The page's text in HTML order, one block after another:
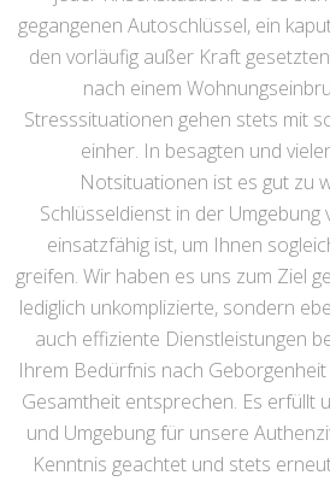
gegangenen Autoschlüssel, ein
den vorläufig außer Kraft
nach einem
Stresssituationen gehen stets mit
einher. In besagten und
Notsituationen ist es gut zu
Schlüsseldienst in der Umgebung
einsatzfähig ist, um Ihnen
greifen. Wir haben es uns zum Ziel
lediglich unkomplizierte, sondern
auch effiziente Dienstleistungen
Ihrem Bedürfnis nach
Gesamtheit entsprechen. Es erfüllt
und Umgebung für unsere
Kenntnis geachtet und stets